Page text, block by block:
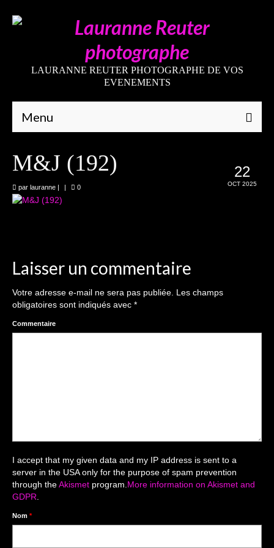
LAURANNE REUTER PHOTOGRAPHE DE VOS
EVENEMENTS
Menu
Mariages
The smash cake: 1 an / 2
Séance Noël
Enfants
Reportages / Nature morte
Galeries Privées
séance du 25.04.26
22
OCT 2025
M&J (192)
par lauranne | | 0
Laisser un commentaire
Votre adresse e-mail ne sera pas publiée. Les champs
obligatoires sont indiqués avec *
Commentaire
I accept that my given data and my IP address is sent to a
server in the USA only for the purpose of spam prevention
through theAkismet program.More information on Akismet and
GDPR.
Nom *